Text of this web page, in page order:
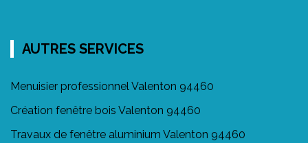
AUTRES SERVICES
Menuisier professionnel Valenton 94460
Création fenêtre bois Valenton 94460
Travaux de fenêtre aluminium Valenton 94460